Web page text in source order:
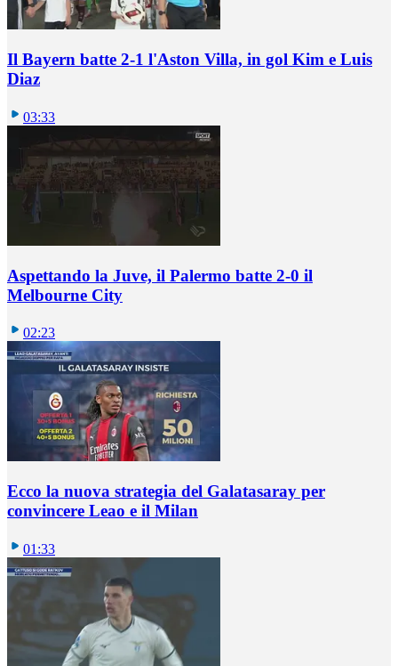
Il Bayern batte 2-1 l'Aston Villa, in gol Kim e Luis
Diaz
03:33
Aspettando la Juve, il Palermo batte 2-0 il
Melbourne City
02:23
Ecco la nuova strategia del Galatasaray per
convincere Leao e il Milan
01:33